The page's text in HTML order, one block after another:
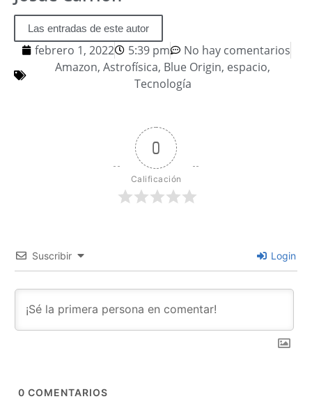
Las entradas de este autor
febrero 1, 2022 5:39 pm
No hay comentarios
Amazon, Astrofísica, Blue Origin, espacio,
Tecnología
0
Calificación
Suscribir Login
0 COMENTARIOS